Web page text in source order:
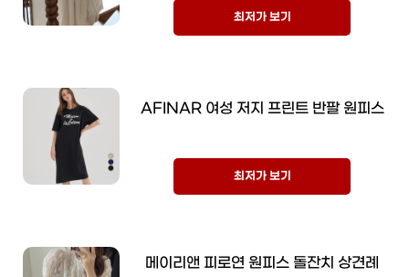
최저가 보기
AFINAR 여성 저지 프린트 반팔 원피스
최저가 보기
메이리앤 피로연 원피스 돌잔치 상견례